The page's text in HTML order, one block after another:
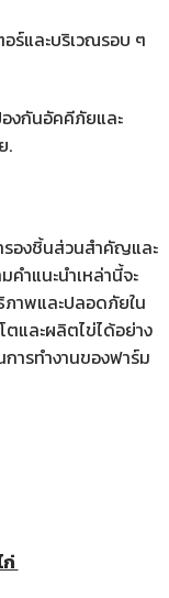
ร์และบริเวณรอบ ๆ
งกันอัคคีภัยและ
.
รองชิ้นส่วนสำคัญและ
ำแนะนำเหล่านี้จะ
ภาพและปลอดภัยใน
ตและผลิตไข่ได้อย่าง
การทำงานของฟาร์ม